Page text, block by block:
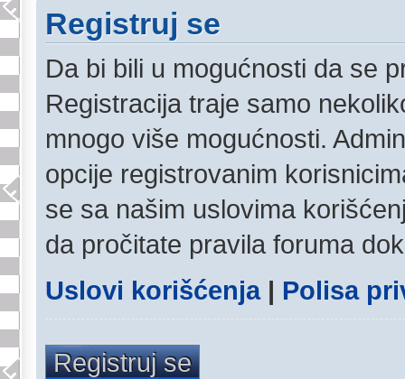
Registruj se
Da bi bili u mogućnosti da se
Registracija traje samo
mnogo više mogućnosti.
opcije registrovanim
se sa našim uslovima
da pročitate pravila foruma
Uslovi korišćenja| Polisa
Registruj se